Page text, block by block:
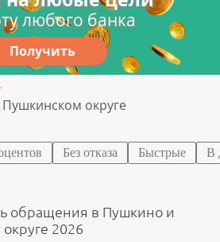
любого банка
Получить
округе
Без отказа Быстрые В
обращения в Пушкино и
2026